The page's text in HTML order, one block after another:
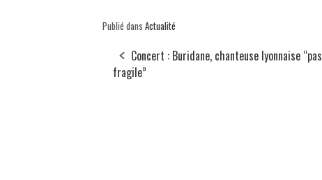
Publié dans Actualité
Concert : Buridane, chanteuse lyonnaise “pas
fragile”